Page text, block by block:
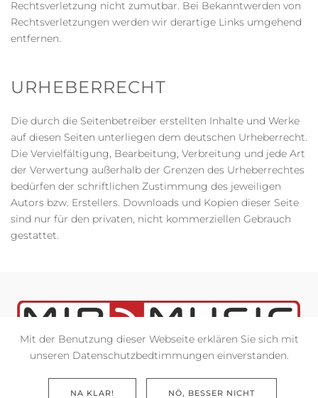
Rechtsverletzung nicht zumutbar. Bei Bekanntwerden von
Rechtsverletzungen werden wir derartige Links umgehend
entfernen.
URHEBERRECHT
Die durch die Seitenbetreiber erstellten Inhalte und Werke
auf diesen Seiten unterliegen dem deutschen Urheberrecht.
Die Vervielfältigung, Bearbeitung, Verbreitung und jede Art
der Verwertung außerhalb der Grenzen des Urheberrechtes
bedürfen der schriftlichen Zustimmung des jeweiligen
Autors bzw. Erstellers. Downloads und Kopien dieser Seite
sind nur für den privaten, nicht kommerziellen Gebrauch
gestattet.
IMPRESSUM
Mit der Benutzung dieser Webseite erklären Sie sich mit
unseren Datenschutzbedtimmungen einverstanden.
NA KLAR! NÖ, BESSER NICHT